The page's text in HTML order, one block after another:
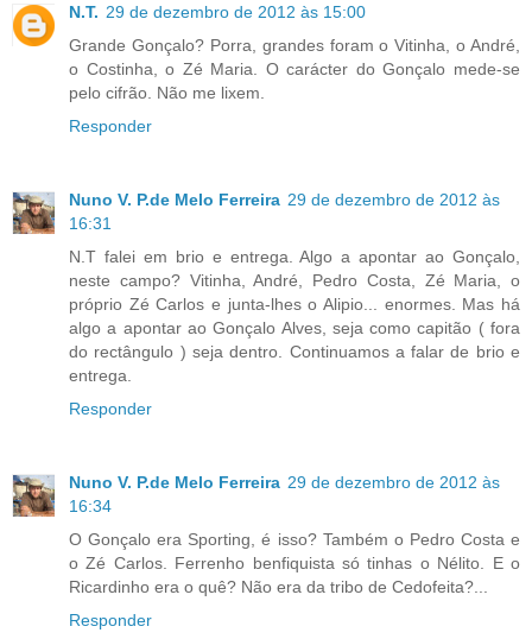
N.T. 29 de dezembro de 2012 às 15:00
Grande Gonçalo? Porra, grandes foram o Vitinha, o André,
o Costinha, o Zé Maria. O carácter do Gonçalo mede-se
pelo cifrão. Não me lixem.
Responder
Nuno V. P.de Melo Ferreira 29 de dezembro de 2012 às
16:31
N.T falei em brio e entrega. Algo a apontar ao Gonçalo,
neste campo? Vitinha, André, Pedro Costa, Zé Maria, o
próprio Zé Carlos e junta-lhes o Alipio... enormes. Mas há
algo a apontar ao Gonçalo Alves, seja como capitão ( fora
do rectângulo ) seja dentro. Continuamos a falar de brio e
entrega.
Responder
Nuno V. P.de Melo Ferreira 29 de dezembro de 2012 às
16:34
O Gonçalo era Sporting, é isso? Também o Pedro Costa e
o Zé Carlos. Ferrenho benfiquista só tinhas o Nélito. E o
Ricardinho era o quê? Não era da tribo de Cedofeita?...
Responder